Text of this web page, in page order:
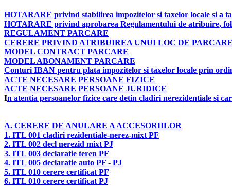
HOTARARE privind stabilirea impozitelor si taxelor locale si a
HOTARARE privind aprobarea Regulamentului de atribuire,
REGULAMENT PARCARE
CERERE PRIVIND ATRIBUIREA UNUI LOC DE PARCARE
MODEL CONTRACT PARCARE
MODEL ABONAMENT PARCARE
Conturi IBAN pentru plata impozitelor si taxelor locale prin
ACTE NECESARE PERSOANE FIZICE
ACTE NECESARE PERSOANE JURIDICE
In atentia persoanelor fizice care detin cladiri nerezidentiale si
A. CERERE DE ANULARE A ACCESORIILOR
1. ITL 001 cladiri rezidentiale-nerez-mixt PF
2. ITL 002 decl nerezid mixt PJ
3. ITL 003 declaratie teren PF
4. ITL 005 declaratie auto PF - PJ
5. ITL 010 cerere certificat PF
6. ITL 010 cerere certificat PJ